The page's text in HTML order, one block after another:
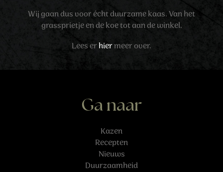
Wij gaan dus voor écht duurzame kaas. Van het
grassprietje en de koe tot aan de winkel.
Lees erhiermeer over.
Ga naar
Kazen
Recepten
Nieuws
Duurzaamheid